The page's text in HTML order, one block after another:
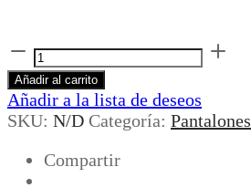
Short
franela
cantidad
Añadir al carrito
Añadir a la lista de deseos
SKU: N/D Categoría: Pantalones
Compartir